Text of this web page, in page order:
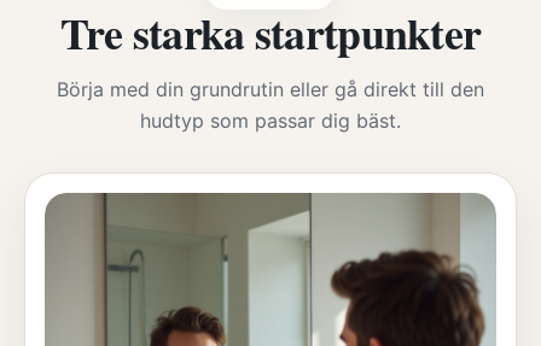
Tre starka startpunkter
Börja med din grundrutin eller gå direkt till den
hudtyp som passar dig bäst.